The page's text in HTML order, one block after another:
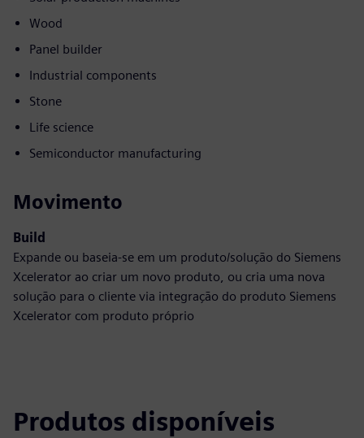
Wood
Panel builder
Industrial components
Stone
Life science
Semiconductor manufacturing
Movimento
Build
Expande ou baseia-se em um produto/solução do Siemens
Xcelerator ao criar um novo produto, ou cria uma nova
solução para o cliente via integração do produto Siemens
Xcelerator com produto próprio
Produtos disponíveis